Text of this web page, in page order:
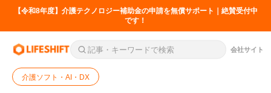
【令和8年度】介護テクノロジー補助金の申請を無償サポート｜絶賛受付中
です！
会社サイト
介護ソフト・AI・DX